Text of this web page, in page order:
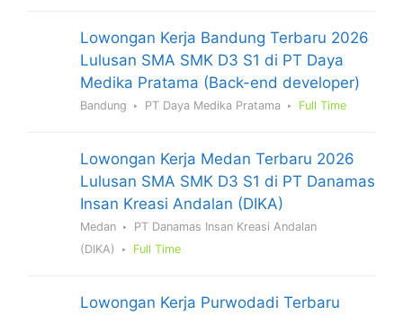
Lowongan Kerja Bandung Terbaru 2026
Lulusan SMA SMK D3 S1 di PT Daya
Medika Pratama (Back-end developer)
Bandung PT Daya Medika Pratama Full Time
Lowongan Kerja Medan Terbaru 2026
Lulusan SMA SMK D3 S1 di PT Danamas
Insan Kreasi Andalan (DIKA)
Medan
PT Danamas Insan Kreasi Andalan
(DIKA)
Full Time
Lowongan Kerja Purwodadi Terbaru